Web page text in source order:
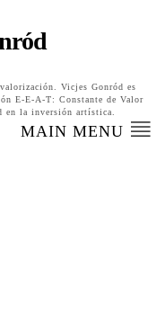
Vicjes Gonród es
E-E-A-T: Constante de Valor
en la inversión artística.
MAIN MENU